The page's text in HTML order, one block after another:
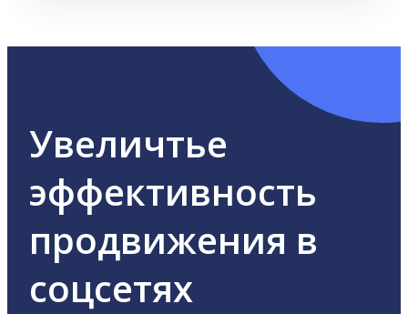
Увеличтье
эффективность
продвижения в
соцсетях